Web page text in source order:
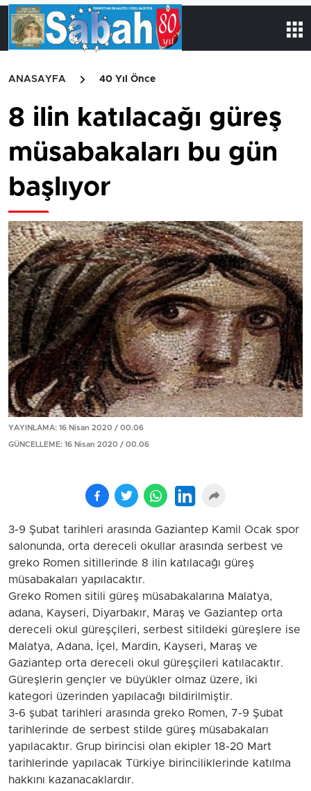
ANASAYFA 40 Yıl Önce
8 ilin katılacağı güreş
müsabakaları bu gün
başlıyor
YAYINLAMA: 16 Nisan 2020 / 00.06
GÜNCELLEME: 16 Nisan 2020 / 00.06
3-9 Şubat tarihleri arasında Gaziantep Kamil Ocak spor
salonunda, orta dereceli okullar arasında serbest ve
greko Romen sitillerinde 8 ilin katılacağı güreş
müsabakaları yapılacaktır.
Greko Romen sitili güreş müsabakalarına Malatya,
adana, Kayseri, Diyarbakır, Maraş ve Gaziantep orta
dereceli okul güreşçileri, serbest sitildeki güreşlere ise
Malatya, Adana, İçel, Mardin, Kayseri, Maraş ve
Gaziantep orta dereceli okul güreşçileri katılacaktır.
Güreşlerin gençler ve büyükler olmaz üzere, iki
kategori üzerinden yapılacağı bildirilmiştir.
3-6 şubat tarihleri arasında greko Romen, 7-9 Şubat
tarihlerinde de serbest stilde güreş müsabakaları
yapılacaktır. Grup birincisi olan ekipler 18-20 Mart
tarihlerinde yapılacak Türkiye birinciliklerinde katılma
hakkını kazanacaklardır.